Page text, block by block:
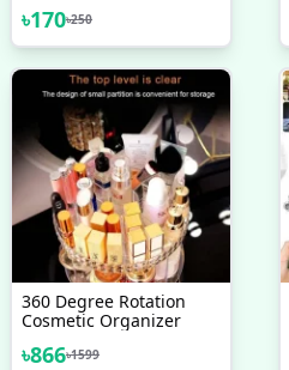
Home Shop Diwali
Wedding Birthday Party
৳170৳250
360 Degree Rotation
Cosmetic Organizer
৳866৳1599